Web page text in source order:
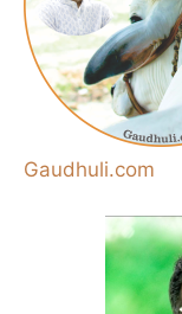
Gaudhuli.com